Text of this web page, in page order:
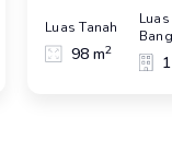
Luas Tanah
98 m2
Luas